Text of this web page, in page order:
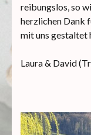
reibungslos, so
herzlichen Dank
mit uns gestaltet
Laura & David